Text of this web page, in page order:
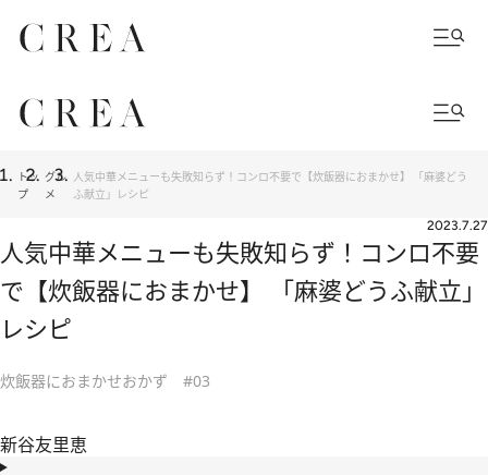
トッ
プ
グル
メ
人気中華メニューも失敗知らず！コンロ不要で【炊飯器におまかせ】 「麻婆どう
ふ献立」レシピ
2023.7.27
人気中華メニューも失敗知らず！コンロ不要
で【炊飯器におまかせ】 「麻婆どうふ献立」
レシピ
炊飯器におまかせおかず #03
新谷友里恵